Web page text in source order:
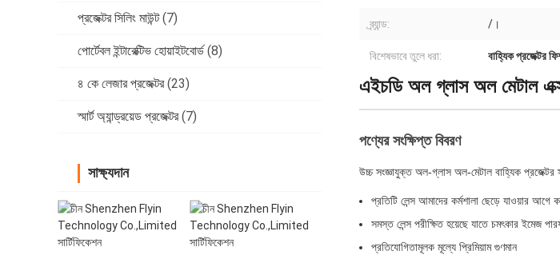
প্রজেক্টর সিলিং মাউন্ট (7)
পোর্টেবল ইন্টারেক্টিভ হোয়াইটবোর্ড (8)
৪ কে লেজার প্রজেক্টর (23)
স্মার্ট অ্যান্ড্রয়েড প্রজেক্টর (7)
সাক্ষ্যদান
ব্র্যান্ড: /।
বিশেষভাবে তুলে ধরা: বাহ্যিক প্রজেক্টর
এইচডি অল গ্লাস অল মেটাল
পণ্যের সংক্ষিপ্ত বিবরণ
উচ্চ সংজ্ঞাযুক্ত অল-গ্লাস অল-মেটাল বাহ্যিক প্রজেক্টর
প্রতিটি লেন্স আমাদের কর্মশালা ছেড়ে যাওয়ার আগে
সমস্ত লেন্স পরীক্ষিত হয়েছে যাতে চমৎকার ইমেজ
প্রতিযোগিতামূলক মূল্যে প্রিমিয়াম গুণমান